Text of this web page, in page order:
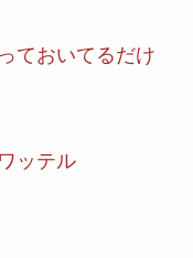
ておいてるだけ
ッテル